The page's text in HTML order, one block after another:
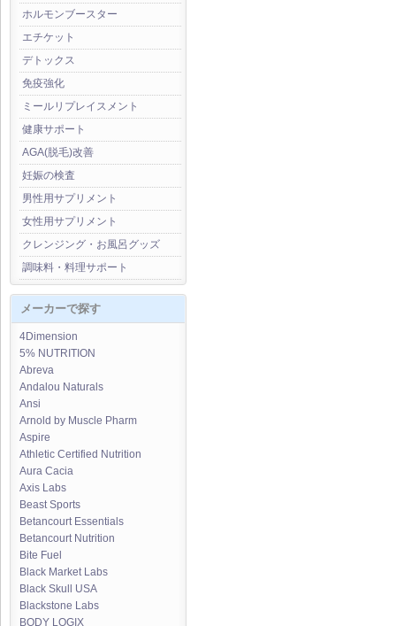
ホルモンブースター
エチケット
デトックス
免疫強化
ミールリプレイスメント
健康サポート
AGA(脱毛)改善
妊娠の検査
男性用サプリメント
女性用サプリメント
クレンジング・お風呂グッズ
調味料・料理サポート
メーカーで探す
4Dimension
5% NUTRITION
Abreva
Andalou Naturals
Ansi
Arnold by Muscle Pharm
Aspire
Athletic Certified Nutrition
Aura Cacia
Axis Labs
Beast Sports
Betancourt Essentials
Betancourt Nutrition
Bite Fuel
Black Market Labs
Black Skull USA
Blackstone Labs
BODY LOGIX